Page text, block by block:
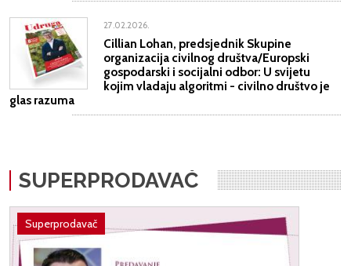
27.02.2026.
Cillian Lohan, predsjednik Skupine
organizacija civilnog društva/Europski
gospodarski i socijalni odbor: U svijetu
kojim vladaju algoritmi - civilno društvo je
glas razuma
SUPERPRODAVAČ
Superprodavač